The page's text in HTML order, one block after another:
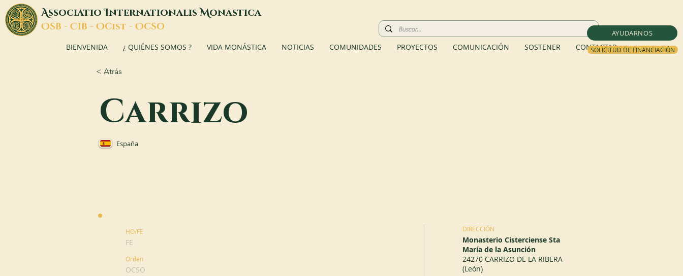
AYUDARNOS
SOLICITUD DE FINANCIACIÓN
AssociatioInternationalisMonastica
OSB - CIB - OCist - OCSO
BIENVENIDA ¿ QUIÉNES SOMOS ? VIDA MONÁSTICA NOTICIAS COMUNIDADES PROYECTOS COMUNICACIÓN SOSTENER CONTACTAR
< Atrás
Carrizo
España
HO/FE
FE
Orden
OCSO
DIRECCIÓN
Monasterio Cisterciense Sta
María de la Asunción
24270 CARRIZO DE LA RIBERA
(León)